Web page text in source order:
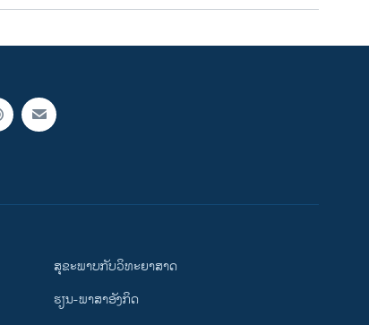
ສຸຂະພາບກັບວິທະຍາສາດ
ຮຽນ-ພາສາອັງກິດ